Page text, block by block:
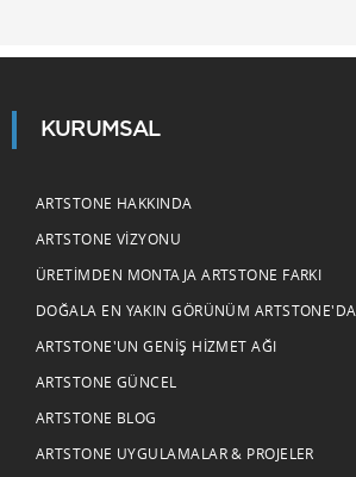
KURUMSAL
ARTSTONE HAKKINDA
ARTSTONE VIZYONU
ÜRETIMDEN MONTAJA ARTSTONE FARKI
DOĞALA EN YAKIN GÖRÜNÜM ARTSTONE'DA
ARTSTONE'UN GENIŞ HIZMET AĞI
ARTSTONE GÜNCEL
ARTSTONE BLOG
ARTSTONE UYGULAMALAR & PROJELER